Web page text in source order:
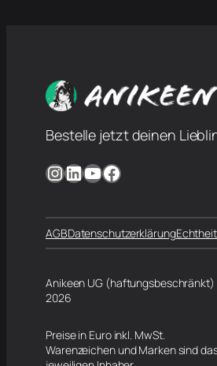
Bestelle jetzt deinen
InstagramLinkedIn YouTube Facebook
AGBDatenschutzerklärung
Anikeen UG (haftungsbeschränkt)
2026
Preise in Euro inkl. MwSt.
Warenzeichen und Marken sind